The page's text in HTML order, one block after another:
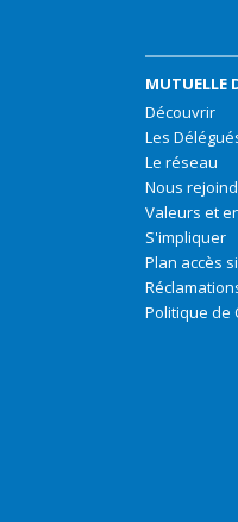
MUTUELLE
Découvrir
Les
Le réseau
Nous
Valeurs et
S'impliquer
Plan accès
Politique de